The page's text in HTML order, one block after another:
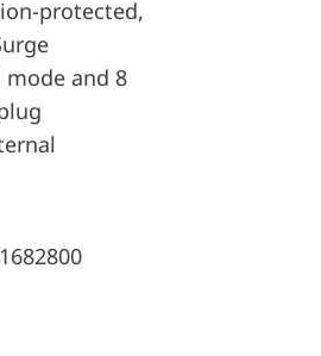
protected,
and 8